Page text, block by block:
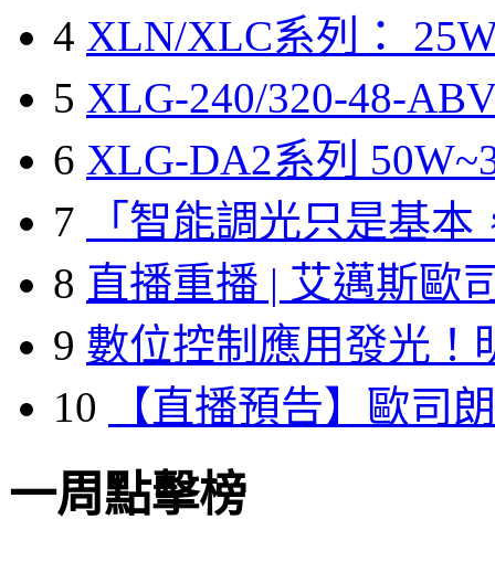
4 XLN/XLC系列：
5 XLG-240/320-48-
6 XLG-DA2系列
7
「智能調光只是基本
8 直播重播 | 艾邁斯歐
9 數位控制應用發光！
10
【直播預告】歐司
一周點擊榜